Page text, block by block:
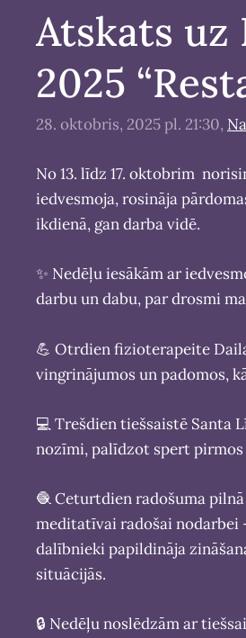
Atskats uz
2025
28. oktobris, 2025 pl. 21:30,
No 13. līdz 17. oktobrim
iedvesmoja, rosināja
ikdienā, gan darba vidē.
✨ Nedēļu iesākām ar
darbu un dabu, par drosmi
💪 Otrdien fizioterapeite
vingrinājumos un padomos,
💻 Trešdien tiešsaistē Santa
nozīmi, palīdzot spert pirmos
🧶 Ceturtdien radošuma
meditatīvai radošai nodarbei
dalībnieki papildināja
situācijās.
🔒 Nedēļu noslēdzām ar